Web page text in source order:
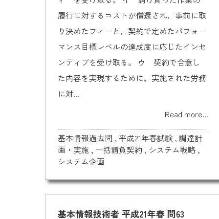
履行に対するコストが償還され，事前に取
り決めたフィーと，契約で定めたパフォー
マンス目標レベルの達成度に応じたインセ
ンティブを受け取る。 ウ 契約で合意し
た内容を実現するために，実施された労務
に対...
Read more...
基本情報過去問 , 平成21年春試験 , 調達計
画・実施 , 一括請負契約 , システム戦略 ,
システム企画
基本情報技術者 平成21年春 問63